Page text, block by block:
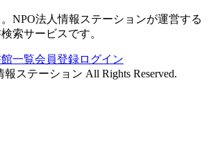
NPO法人情報ステーションが運営する
索サービスです。
一覧会員登録ログイン
報ステーション All Rights Reserved.